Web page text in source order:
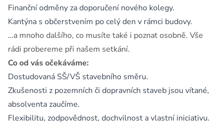
Finanční odměny za doporučení nového kolegy.
Kantýna s občerstvením po celý den v rámci budovy.
…a mnoho dalšího, co musíte také i poznat osobně. Vše
rádi probereme při našem setkání.
Co od vás očekáváme:
Dostudovaná SŠ/VŠ stavebního směru.
Zkušenosti z pozemních či dopravních staveb jsou vítané,
absolventa zaučíme.
Flexibilitu, zodpovědnost, dochvilnost a vlastní iniciativu.